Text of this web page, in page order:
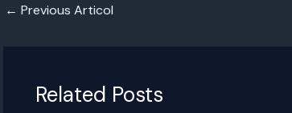
← Previous Articol
Related Posts